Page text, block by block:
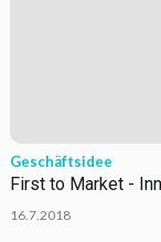
Geschäftsidee
First to Market -
16.7.2018